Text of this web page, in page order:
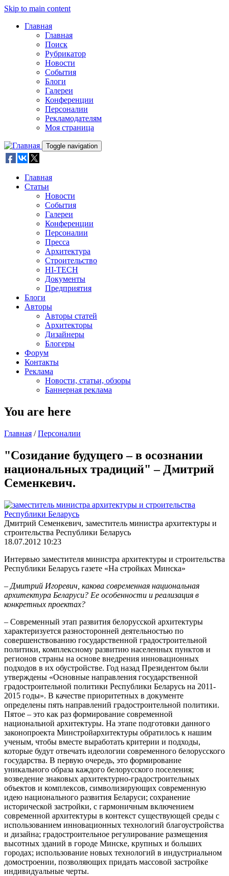
Skip to main content
Главная
Главная
Поиск
Рубрикатор
Новости
События
Блоги
Галереи
Конференции
Персоналии
Рекламодателям
Моя страница
Toggle navigation
Главная
Статьи
Новости
События
Галереи
Конференции
Персоналии
Пресса
Архитектура
Строительство
HI-TECH
Документы
Предприятия
Блоги
Авторы
Авторы статей
Архитекторы
Дизайнеры
Блогеры
Форум
Контакты
Реклама
Новости, статьи, обзоры
Баннерная реклама
You are here
Главная / Персоналии
"Созидание будущего – в осознании
национальных традиций" – Дмитрий
Семенкевич.
Дмитрий Семенкевич, заместитель министра архитектуры и
строительства Республики Беларусь
18.07.2012 10:23
Интервью заместителя министра архитектуры и строительства
Республики Беларусь газете «На стройках Минска»
– Дмитрий Игоревич, какова современная национальная
архитектура Беларуси? Ее особенности и реализация в
конкретных проектах?
– Современный этап развития белорусской архитектуры
характеризуется разносторонней деятельностью по
совершенствованию государственной градостроительной
политики, комплексному развитию населенных пунктов и
регионов страны на основе внедрения инновационных
подходов в их обустройстве. Год назад Президентом были
утверждены «Основные направления государственной
градостроительной политики Республики Беларусь на 2011-
2015 годы». В качестве приоритетных в документе
определены пять направлений градостроительной политики.
Пятое – это как раз формирование современной
национальной архитектуры. На этапе подготовки данного
законопроекта Минстройархитектуры обратилось к нашим
ученым, чтобы вместе выработать критерии и подходы,
которые будут отвечать идеологии современного белорусского
государства. В первую очередь, это формирование
уникального образа каждого белорусского поселения;
возведение знаковых архитектурно-градостроительных
объектов и комплексов, символизирующих современную
идею национального развития Беларуси; сохранение
исторической застройки, с гармоничным включением
современной архитектуры в контекст существующей среды с
использованием инновационных технологий благоустройства
и дизайна; градостроительное регулирование размещения
высотных зданий в городе Минске, крупных и больших
городах; использование новых технологий в индустриальном
домостроении, позволяющих придать массовой застройке
индивидуальные черты.